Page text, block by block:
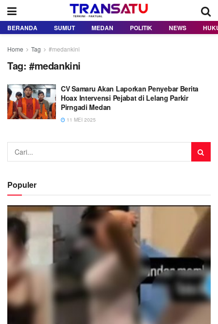
BERANDA SUMUT MEDAN POLITIK NEWS
Home Tag #medankini
Tag: #medankini
CV Samaru Akan Laporkan Penyebar Berita
Hoax Intervensi Pejabat di Lelang Parkir
Pirngadi Medan
11 MEI 2025
Populer